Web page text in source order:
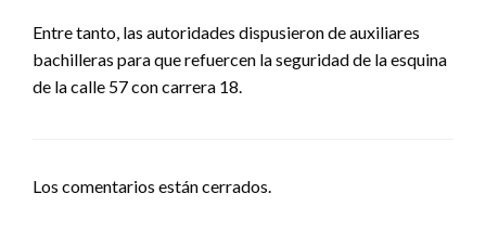
Entre tanto, las autoridades dispusieron de auxiliares
bachilleras para que refuercen la seguridad de la esquina
de la calle 57 con carrera 18.
Los comentarios están cerrados.